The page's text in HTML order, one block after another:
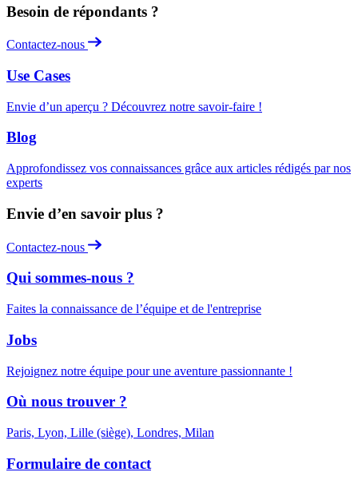
Besoin de répondants ?
Contactez-nous
Use Cases
Envie d’un aperçu ? Découvrez notre savoir-faire !
Blog
Approfondissez vos connaissances grâce aux articles rédigés par nos
experts
Envie d’en savoir plus ?
Contactez-nous
Qui sommes-nous ?
Faites la connaissance de l’équipe et de l'entreprise
Jobs
Rejoignez notre équipe pour une aventure passionnante !
Où nous trouver ?
Paris, Lyon, Lille (siège), Londres, Milan
Formulaire de contact